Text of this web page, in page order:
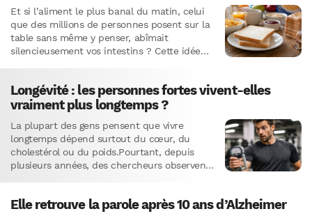
Et si l’aliment le plus banal du matin, celui
que des millions de personnes posent sur la
table sans même y penser, abîmait
silencieusement vos intestins ? Cette idée
Longévité : les personnes fortes vivent-elles
vraiment plus longtemps ?
La plupart des gens pensent que vivre
longtemps dépend surtout du cœur, du
cholestérol ou du poids.Pourtant, depuis
plusieurs années, des chercheurs observent
Elle retrouve la parole après 10 ans d’Alzheimer